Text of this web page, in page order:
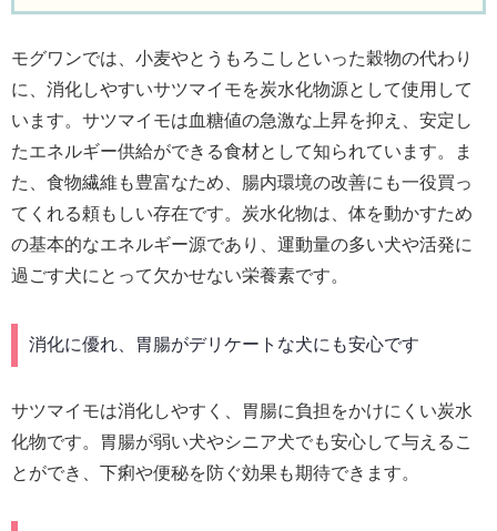
モグワンでは、小麦やとうもろこしといった穀物の代わり
に、消化しやすいサツマイモを炭水化物源として使用して
います。サツマイモは血糖値の急激な上昇を抑え、安定し
たエネルギー供給ができる食材として知られています。ま
た、食物繊維も豊富なため、腸内環境の改善にも一役買っ
てくれる頼もしい存在です。炭水化物は、体を動かすため
の基本的なエネルギー源であり、運動量の多い犬や活発に
過ごす犬にとって欠かせない栄養素です。
消化に優れ、胃腸がデリケートな犬にも安心です
サツマイモは消化しやすく、胃腸に負担をかけにくい炭水
化物です。胃腸が弱い犬やシニア犬でも安心して与えるこ
とができ、下痢や便秘を防ぐ効果も期待できます。